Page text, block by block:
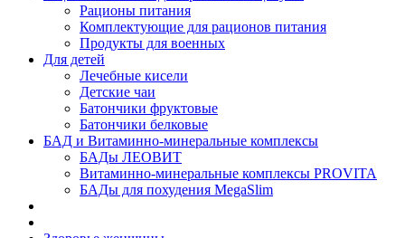
Рационы питания
Комплектующие для рационов питания
Продукты для военных
Для детей
Лечебные кисели
Детские чаи
Батончики фруктовые
Батончики белковые
БАД и Витаминно-минеральные комплексы
БАДы ЛЕОВИТ
Витаминно-минеральные комплексы PROVITA
БАДы для похудения MegaSlim